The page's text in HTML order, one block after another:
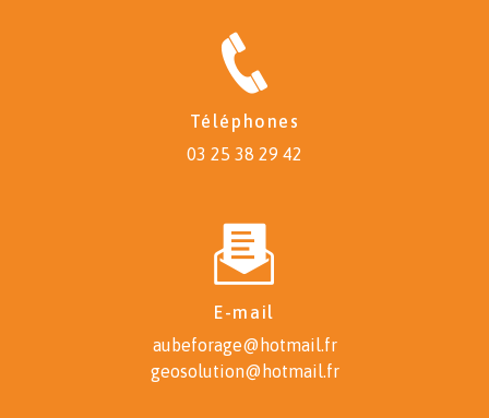
Téléphones
03 25 38 29 42
E-mail
aubeforage@hotmail.fr
geosolution@hotmail.fr